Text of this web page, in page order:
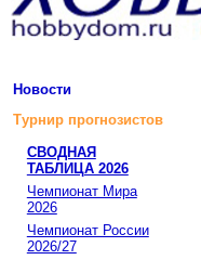
Новости
Турнир прогнозистов
СВОДНАЯ
ТАБЛИЦА 2026
Чемпионат Мира
2026
Чемпионат России
2026/27